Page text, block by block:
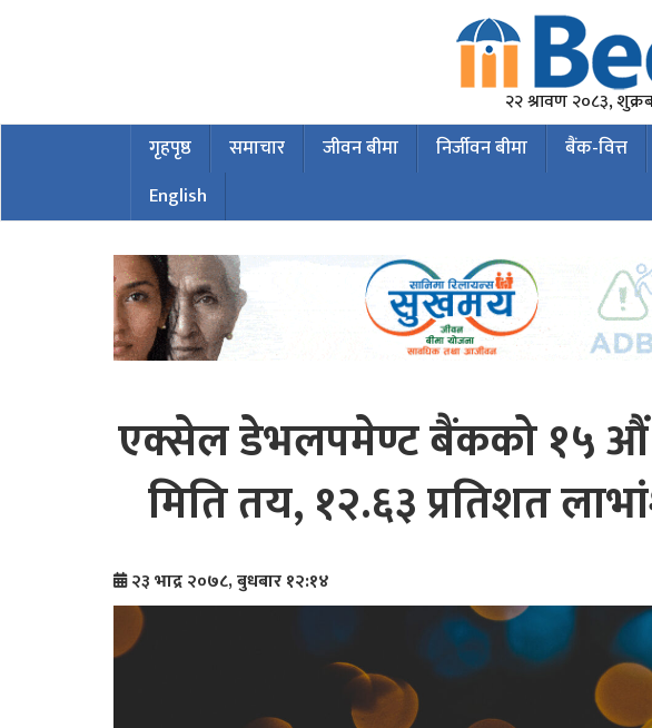
२२ श्रावण २०८३,
गृहपृष्ठ समाचार जीवन बीमा निर्जीवन बीमा बैंक-वित्त
English
एक्सेल डेभलपमेण्ट बैंकको १५ औं
मिति तय, १२.६३ प्रतिशत
२३ भाद्र २०७८, बुधबार १२:१४